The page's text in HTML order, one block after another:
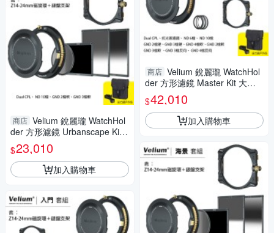
商店 Velium 銳麗瓏 WatchHol
der 方形濾鏡 Urbanscape Kit
城市套組 含Z14-24mm磁旋環
+錶盤支架 風景攝影
$23,010
加入購物車
商店 Velium 銳麗瓏 WatchHol
der 方形濾鏡 Master Kit 大師
套組 含82mm磁旋環+錶盤支架
$42,010
加入購物車